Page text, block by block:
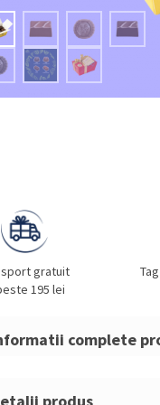
gratuit
195 lei
complete